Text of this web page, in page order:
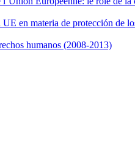
en materia de protección de
humanos (2008-2013)